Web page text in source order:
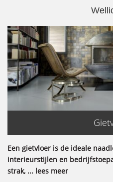
Een gietvloer is de ideale
interieurstijlen en
strak, ... lees meer